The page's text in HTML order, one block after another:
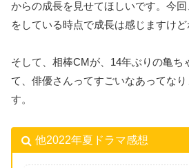
からの成長を見せてほしいです。今
をしている時点で成長は感じますけど
そして、相棒CMが、14年ぶりの亀ち
て、俳優さんってすごいなあってな
す。
他2022年夏ドラマ感想